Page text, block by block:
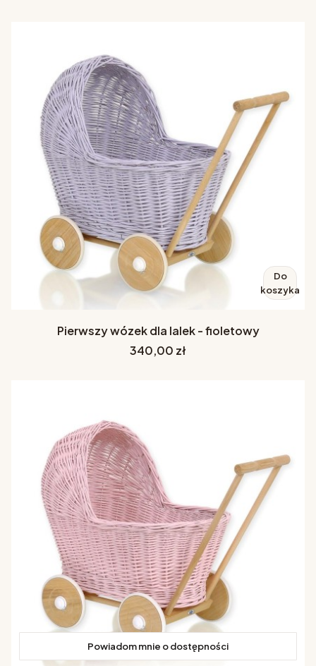
Do
koszyka
Pierwszy wózek dla lalek - fioletowy
Cena
340,00 zł
Powiadom mnie o dostępności